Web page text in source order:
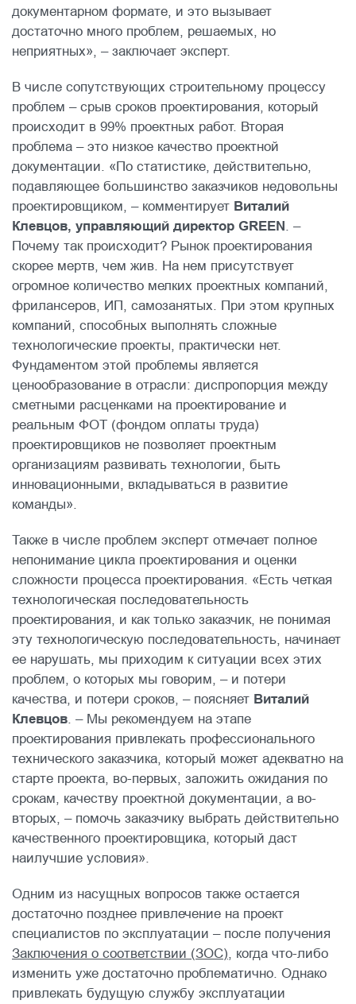
документарном формате, и это вызывает
достаточно много проблем, решаемых, но
неприятных», – заключает эксперт.
В числе сопутствующих строительному процессу
проблем – срыв сроков проектирования, который
происходит в 99% проектных работ. Вторая
проблема – это низкое качество проектной
документации. «По статистике, действительно,
подавляющее большинство заказчиков недовольны
проектировщиком, – комментирует Виталий
Клевцов, управляющий директор GREEN . –
Почему так происходит? Рынок проектирования
скорее мертв, чем жив. На нем присутствует
огромное количество мелких проектных компаний,
фрилансеров, ИП, самозанятых. При этом крупных
компаний, способных выполнять сложные
технологические проекты, практически нет.
Фундаментом этой проблемы является
ценообразование в отрасли: диспропорция между
сметными расценками на проектирование и
реальным ФОТ (фондом оплаты труда)
проектировщиков не позволяет проектным
организациям развивать технологии, быть
инновационными, вкладываться в развитие
команды».
Также в числе проблем эксперт отмечает полное
непонимание цикла проектирования и оценки
сложности процесса проектирования. «Есть четкая
технологическая последовательность
проектирования, и как только заказчик, не понимая
эту технологическую последовательность, начинает
ее нарушать, мы приходим к ситуации всех этих
проблем, о которых мы говорим, – и потери
качества, и потери сроков, – поясняет Виталий
Клевцов . – Мы рекомендуем на этапе
проектирования привлекать профессионального
технического заказчика, который может адекватно на
старте проекта, во-первых, заложить ожидания по
срокам, качеству проектной документации, а во-
вторых, – помочь заказчику выбрать действительно
качественного проектировщика, который даст
наилучшие условия».
Одним из насущных вопросов также остается
достаточно позднее привлечение на проект
специалистов по эксплуатации – после получения
Заключения о соответствии (ЗОС) , когда что-либо
изменить уже достаточно проблематично. Однако
привлекать будущую службу эксплуатации